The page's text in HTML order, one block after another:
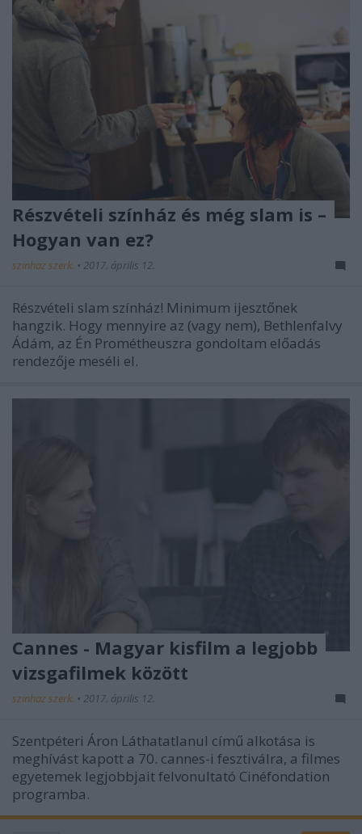
Részvételi színház és még slam is –
Hogyan van ez?
szinhaz szerk. • 2017. április 12.
Részvételi slam színház! Minimum ijesztőnek
hangzik. Hogy mennyire az (vagy nem), Bethlenfalvy
Ádám, az Én Prométheuszra gondoltam előadás
rendezője meséli el.
Cannes - Magyar kisfilm a legjobb
vizsgafilmek között
szinhaz szerk. • 2017. április 12.
Szentpéteri Áron Láthatatlanul című alkotása is
meghívást kapott a 70. cannes-i fesztiválra, a filmes
egyetemek legjobbjait felvonultató Cinéfondation
programba.